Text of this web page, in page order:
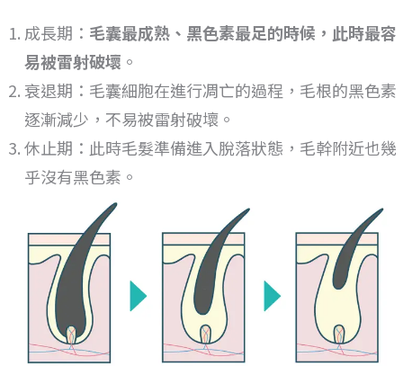
成長期： 毛囊最成熟、黑色素最足的時候，此時最容
易被雷射破壞 。
衰退期：毛囊細胞在進行凋亡的過程，毛根的黑色素
逐漸減少，不易被雷射破壞。
休止期：此時毛髮準備進入脫落狀態，毛幹附近也幾
乎沒有黑色素。